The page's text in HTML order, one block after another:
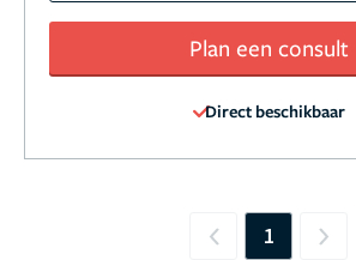
Plan een consult
Direct beschikbaar
Previous
1 Next